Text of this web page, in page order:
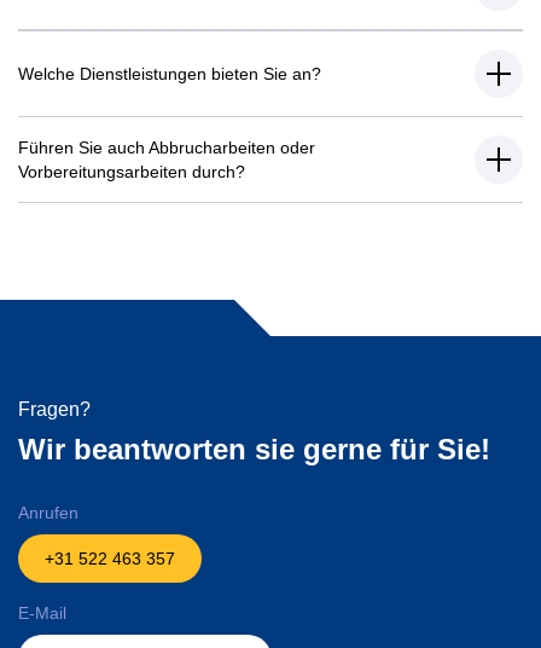
Welche Dienstleistungen bieten Sie an?
Führen Sie auch Abbrucharbeiten oder
Vorbereitungsarbeiten durch?
Fragen?
Wir beantworten sie gerne für Sie!
Anrufen
+31 522 463 357
E-Mail